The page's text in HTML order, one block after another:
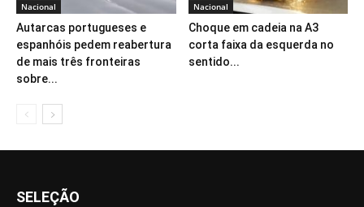
Nacional
Autarcas portugueses e
espanhóis pedem reabertura
de mais três fronteiras
sobre...
Nacional
Choque em cadeia na A3
corta faixa da esquerda no
sentido...
SELEÇÃO